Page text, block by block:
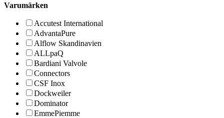
Varumärken
Accutest International
AdvantaPure
Alflow Skandinavien
ALLpaQ
Bardiani Valvole
Connectors
CSF Inox
Dockweiler
Dominator
EmmePiemme